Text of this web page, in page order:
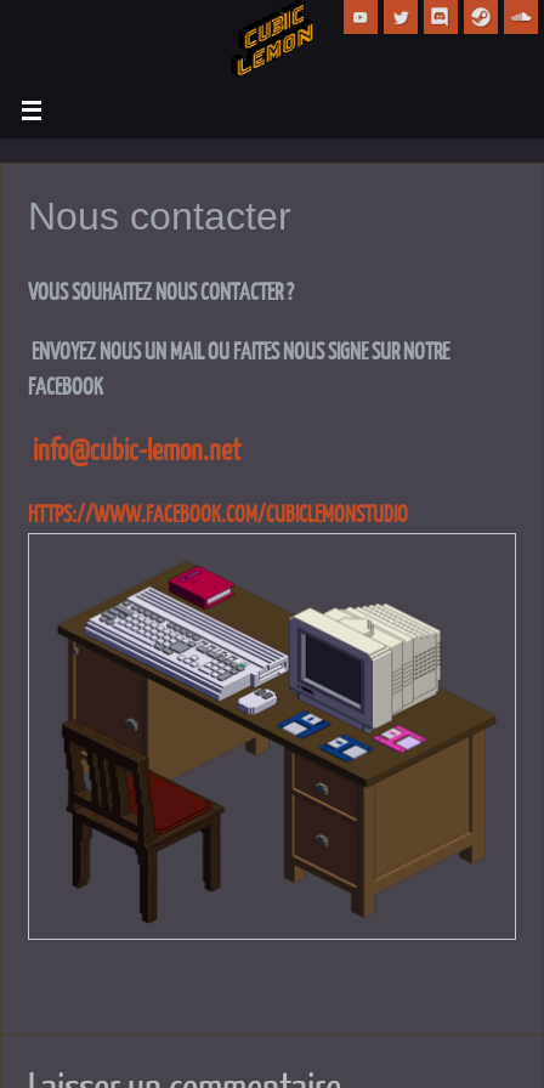
Nous contacter
VOUS SOUHAITEZ NOUS CONTACTER ?
ENVOYEZ NOUS UN MAIL OU FAITES NOUS SIGNE SUR NOTRE
FACEBOOK
info@cubic-lemon.net
HTTPS://WWW.FACEBOOK.COM/CUBICLEMONSTUDIO